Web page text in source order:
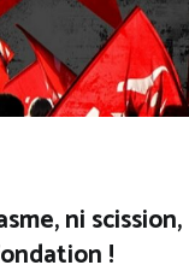
ni scission,
!